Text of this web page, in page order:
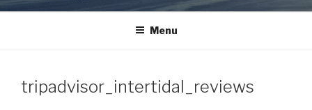
Menu
tripadvisor_intertidal_reviews